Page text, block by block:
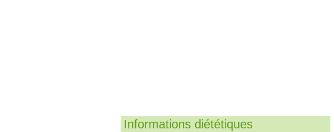
Informations diététiques